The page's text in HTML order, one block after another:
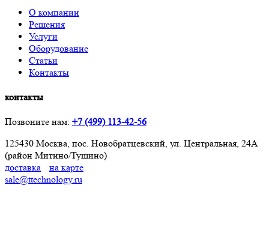
О компании
Решения
Услуги
Оборудование
Статьи
Контакты
контакты
Позвоните нам: +7 (499) 113-42-56
125430 Москва, пос. Новобратцевский, ул. Центральная, 24А
(район Митино/Тушино)
доставка
на карте
sale@ttechnology.ru